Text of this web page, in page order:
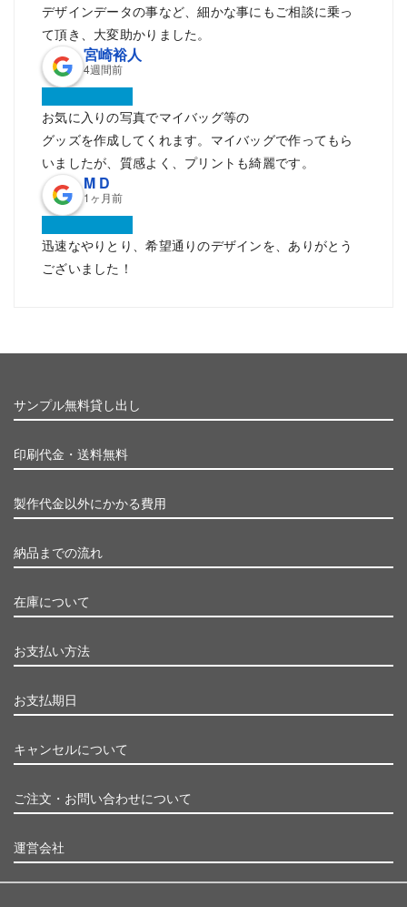
デザインデータの事など、細かな事にもご相談に乗っ
て頂き、大変助かりました。
宮崎裕人
4週間前
お気に入りの写真でマイバッグ等の
グッズを作成してくれます。マイバッグで作ってもら
いましたが、質感よく、プリントも綺麗です。
M D
1ヶ月前
迅速なやりとり、希望通りのデザインを、ありがとう
ございました！
サンプル無料貸し出し
印刷代金・送料無料
製作代金以外にかかる費用
納品までの流れ
在庫について
お支払い方法
お支払期日
キャンセルについて
ご注文・お問い合わせについて
運営会社